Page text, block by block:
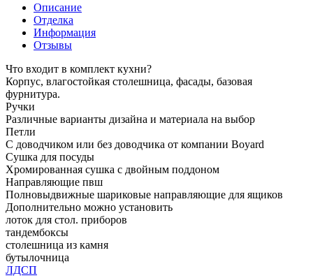
Описание
Отделка
Информация
Отзывы
Что входит в комплект кухни?
Корпус, влагостойкая столешница, фасады, базовая
фурнитура.
Ручки
Различные варианты дизайна и материала на выбор
Петли
С доводчиком или без доводчика от компании Boyard
Сушка для посуды
Хромированная сушка с двойным поддоном
Направляющие пвш
Полновыдвижные шариковые направляющие для ящиков
Дополнительно можно установить
лоток для стол. приборов
тандембоксы
столешница из камня
бутылочница
ЛДСП